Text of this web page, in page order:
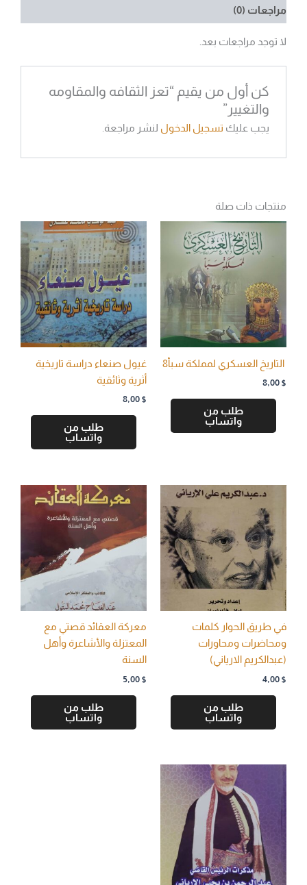
مراجعات (0)
لا توجد مراجعات بعد.
كن أول من يقيم “تعز الثقافه والمقاومه
والتغيير”
يجب عليك تسجيل الدخول لنشر مراجعة.
منتجات ذات صلة
التاريخ العسكري لمملكة سبأ8
8,00 $
طلب من
واتساب
غيول صنعاء دراسة تاريخية
أثرية وثائقية
8,00 $
طلب من
واتساب
في طريق الحوار كلمات
ومحاضرات ومحاورات
(عبدالكريم الارياني)
4,00 $
طلب من
واتساب
معركة العقائد قصتي مع
المعتزلة والأشاعرة وأهل
السنة
5,00 $
طلب من
واتساب